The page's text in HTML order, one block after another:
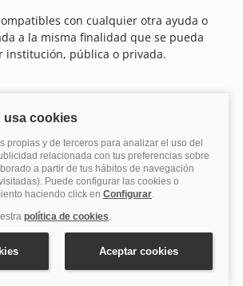
con cualquier otra ayuda o
a la misma finalidad que se pueda
institución, pública o privada.
uploads/2025/12/BOIB-num.-151-
a adjuntar
se debe presentar junto con la